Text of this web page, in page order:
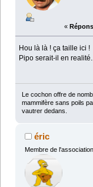
«
Hou là là ! ça taille ici !
Pipo serait-il en
Le cochon offre de
mammifère sans poils
vautrer dedans.
éric
Membre de l'association